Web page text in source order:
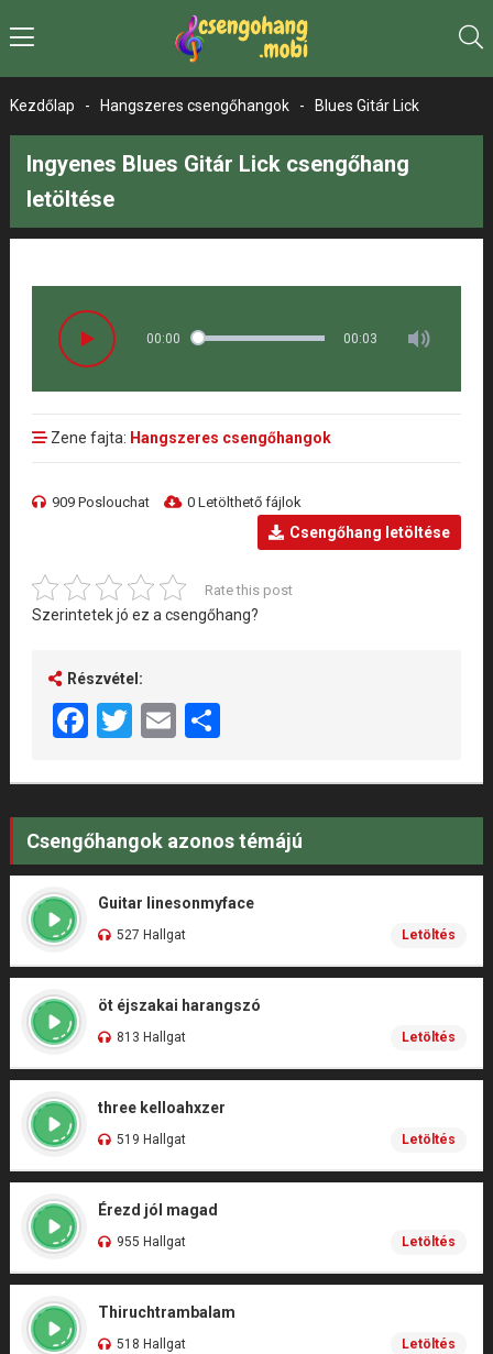
Kezdőlap - Hangszeres csengőhangok - Blues Gitár Lick
Ingyenes Blues Gitár Lick csengőhang
letöltése
00:00 00:03
Zene fajta: Hangszeres csengőhangok
909 Poslouchat 0 Letölthető fájlok
Csengőhang letöltése
Rate this post
Szerintetek jó ez a csengőhang?
Részvétel:
Facebook
Twitter
EmailShare
Csengőhangok azonos témájú
Guitar linesonmyface
527 Hallgat Letöltés
öt éjszakai harangszó
813 Hallgat Letöltés
three kelloahxzer
519 Hallgat Letöltés
Érezd jól magad
955 Hallgat Letöltés
Thiruchtrambalam
518 Hallgat Letöltés